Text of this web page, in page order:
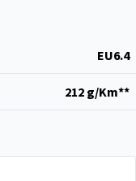
EU6.4
212 g/Km**